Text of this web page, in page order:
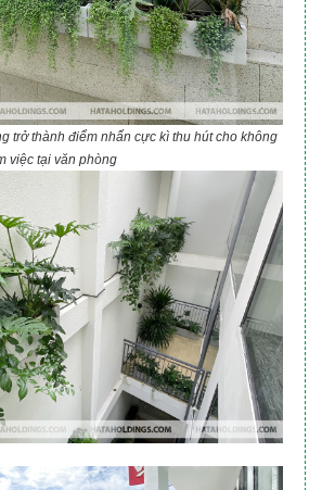
thành điểm nhấn cực kì thu hút cho không
việc tại văn phòng